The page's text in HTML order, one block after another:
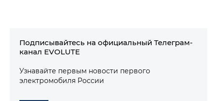
Подписывайтесь на официальный Телеграм-
канал EVOLUTE
Узнавайте первым новости первого
электромобиля России